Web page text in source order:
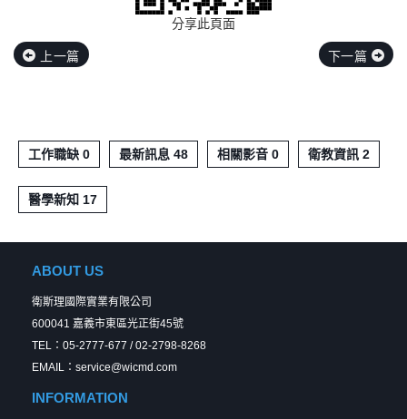
分享此頁面
上一篇 下一篇
工作職缺 0 最新訊息 48 相關影音 0 衛教資訊 2
醫學新知 17
ABOUT US
衛斯理國際實業有限公司
600041 嘉義市東區光正街45號
TEL：05-2777-677 / 02-2798-8268
EMAIL：service@wicmd.com
INFORMATION